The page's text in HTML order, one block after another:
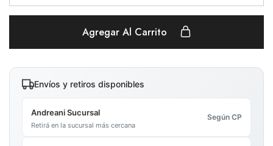
Agregar Al Carrito
Envíos y retiros disponibles
Andreani Sucursal
Retirá en la sucursal más cercana
Según CP